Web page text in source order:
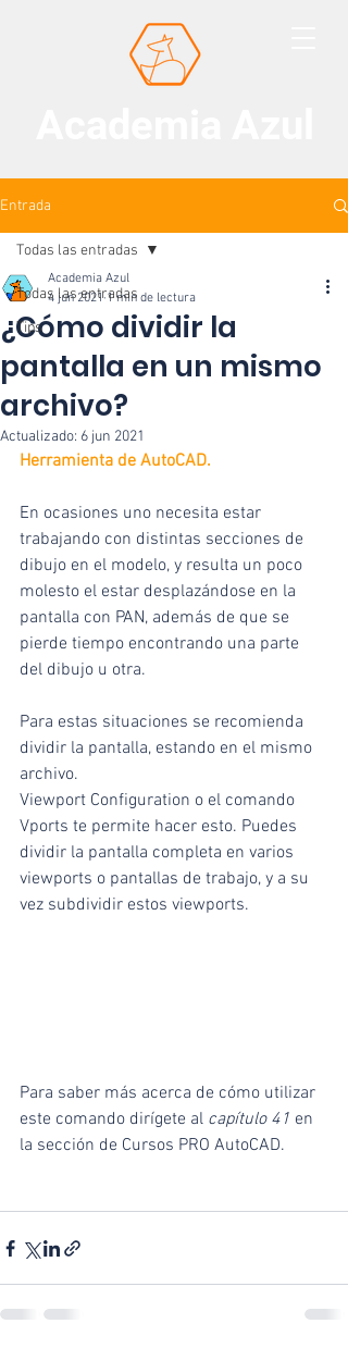
Entrada
Todas las entradas
Tips
Todas las entradas
¿Cómo dividir la
pantalla en un mismo
archivo?
Academia Azul
4 jun 2021 1 min de lectura
Actualizado: 6 jun 2021
Herramienta de AutoCAD.
En ocasiones uno necesita estar
trabajando con distintas secciones de
dibujo en el modelo, y resulta un poco
molesto el estar desplazándose en la
pantalla con PAN, además de que se
pierde tiempo encontrando una parte
del dibujo u otra.
Para estas situaciones se recomienda
dividir la pantalla, estando en el mismo
archivo.
Viewport Configuration o el comando
Vports te permite hacer esto. Puedes
dividir la pantalla completa en varios
viewports o pantallas de trabajo, y a su
vez subdividir estos viewports.
Para saber más acerca de cómo utilizar
este comando dirígete al capítulo 41 en
la sección de Cursos PRO AutoCAD.